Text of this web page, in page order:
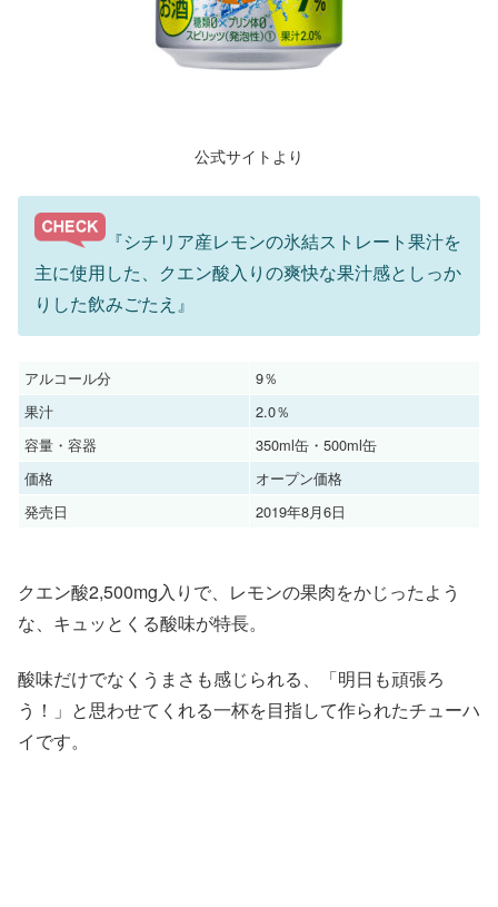
公式サイトより
『シチリア産レモンの氷結ストレート果汁を
主に使用した、クエン酸入りの爽快な果汁感としっか
りした飲みごたえ』
アルコール分
9％
果汁
2.0％
容量・容器
350ml缶・500ml缶
価格
オープン価格
発売日
2019年8月6日
クエン酸2,500mg入りで、レモンの果肉をかじったよう
な、キュッとくる酸味が特長。
酸味だけでなくうまさも感じられる、「明日も頑張ろ
う！」と思わせてくれる一杯を目指して作られたチューハ
イです。